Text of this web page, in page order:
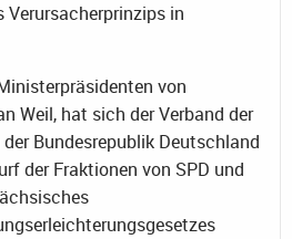
in
von
Weil, hat sich der Verband der
Bundesrepublik Deutschland
der Fraktionen von SPD und